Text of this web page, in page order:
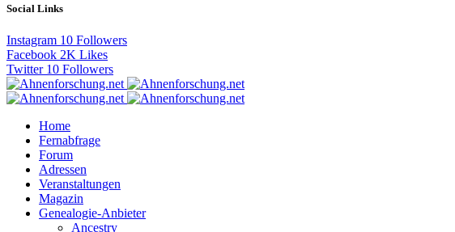
Social Links
Instagram 10 Followers
Facebook 2K Likes
Twitter 10 Followers
Home
Fernabfrage
Forum
Adressen
Veranstaltungen
Magazin
Genealogie-Anbieter
Ancestry